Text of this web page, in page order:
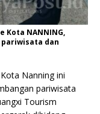
Kota NANNING,
pariwisata dan
Nanning ini
pariwisata
Tourism